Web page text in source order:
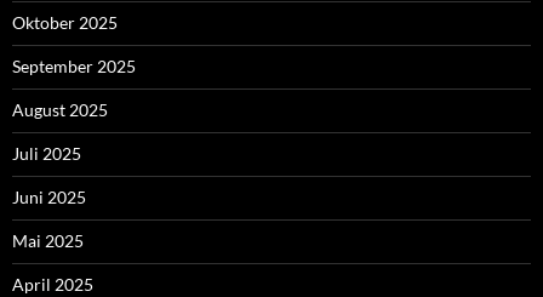
Oktober 2025
September 2025
August 2025
Juli 2025
Juni 2025
Mai 2025
April 2025